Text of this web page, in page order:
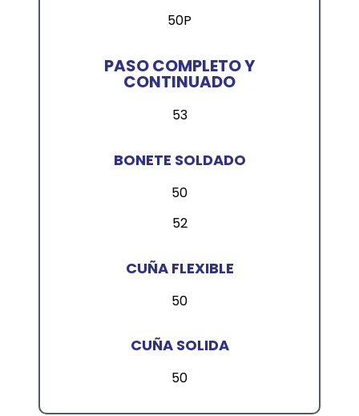
50P
PASO COMPLETO Y
CONTINUADO
53
BONETE SOLDADO
50
52
CUÑA FLEXIBLE
50
CUÑA SOLIDA
50